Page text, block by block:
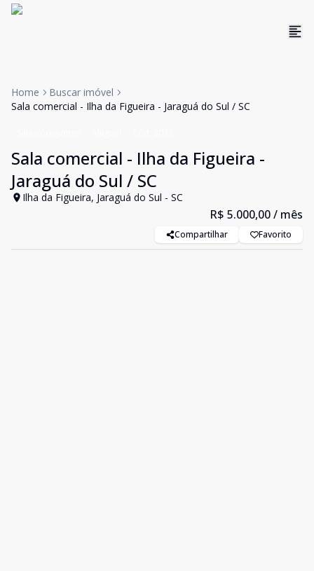
Home
Buscar imóvel
Sala comercial - Ilha da Figueira - Jaraguá do Sul / SC
Sala comercial - Ilha da Figueira -
Jaraguá do Sul / SC
Ilha da Figueira, Jaraguá do Sul - SC
R$ 5.000,00/ mês
Compartilhar Favorito